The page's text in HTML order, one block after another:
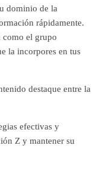
dominio de la
rápidamente.
como el grupo
la incorpores en tus
destaque entre la
efectivas y
Z y mantener su